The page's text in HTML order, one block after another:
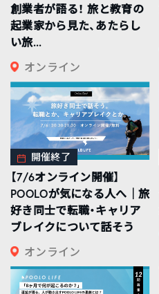
創業者が語る！ 旅と教育の
起業家から見た、あたらし
い旅...
オンライン
開催終了
【7/6オンライン開催】
POOLOが気になる人へ｜旅
好き同士で転職・キャリア
ブレイクについて話そう
オンライン